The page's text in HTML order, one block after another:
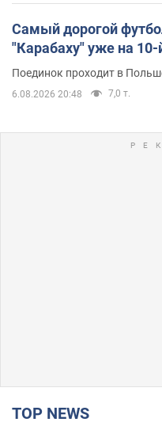
Самый дорогой
"Карабаху" уже на
Поединок проходит в
6.08.2026 20:48 7,0 т.
TOP NEWS